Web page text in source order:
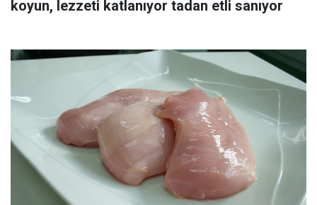
koyun, lezzeti katlanıyor tadan etli sanıyor